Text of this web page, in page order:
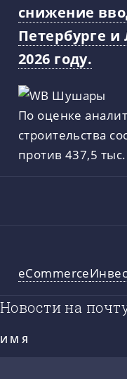
снижение
Петербурге и
2026 году.
По оценке
строительства
против 437,5
eCommerce
Новости на
ИМЯ